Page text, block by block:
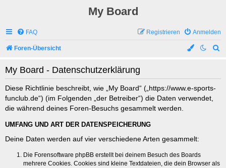
My Board
FAQ Anmelden
Registrieren
Foren-Übersicht
My Board - Datenschutzerklärung
Diese Richtlinie beschreibt, wie „My Board“ („https://www.e-sports-
funclub.de“) (im Folgenden „der Betreiber“) die Daten verwendet,
die während deines Foren-Besuchs gesammelt werden.
UMFANG UND ART DER DATENSPEICHERUNG
Deine Daten werden auf vier verschiedene Arten gesammelt:
Die Forensoftware phpBB erstellt bei deinem Besuch des Boards
mehrere Cookies. Cookies sind kleine Textdateien, die dein Browser als